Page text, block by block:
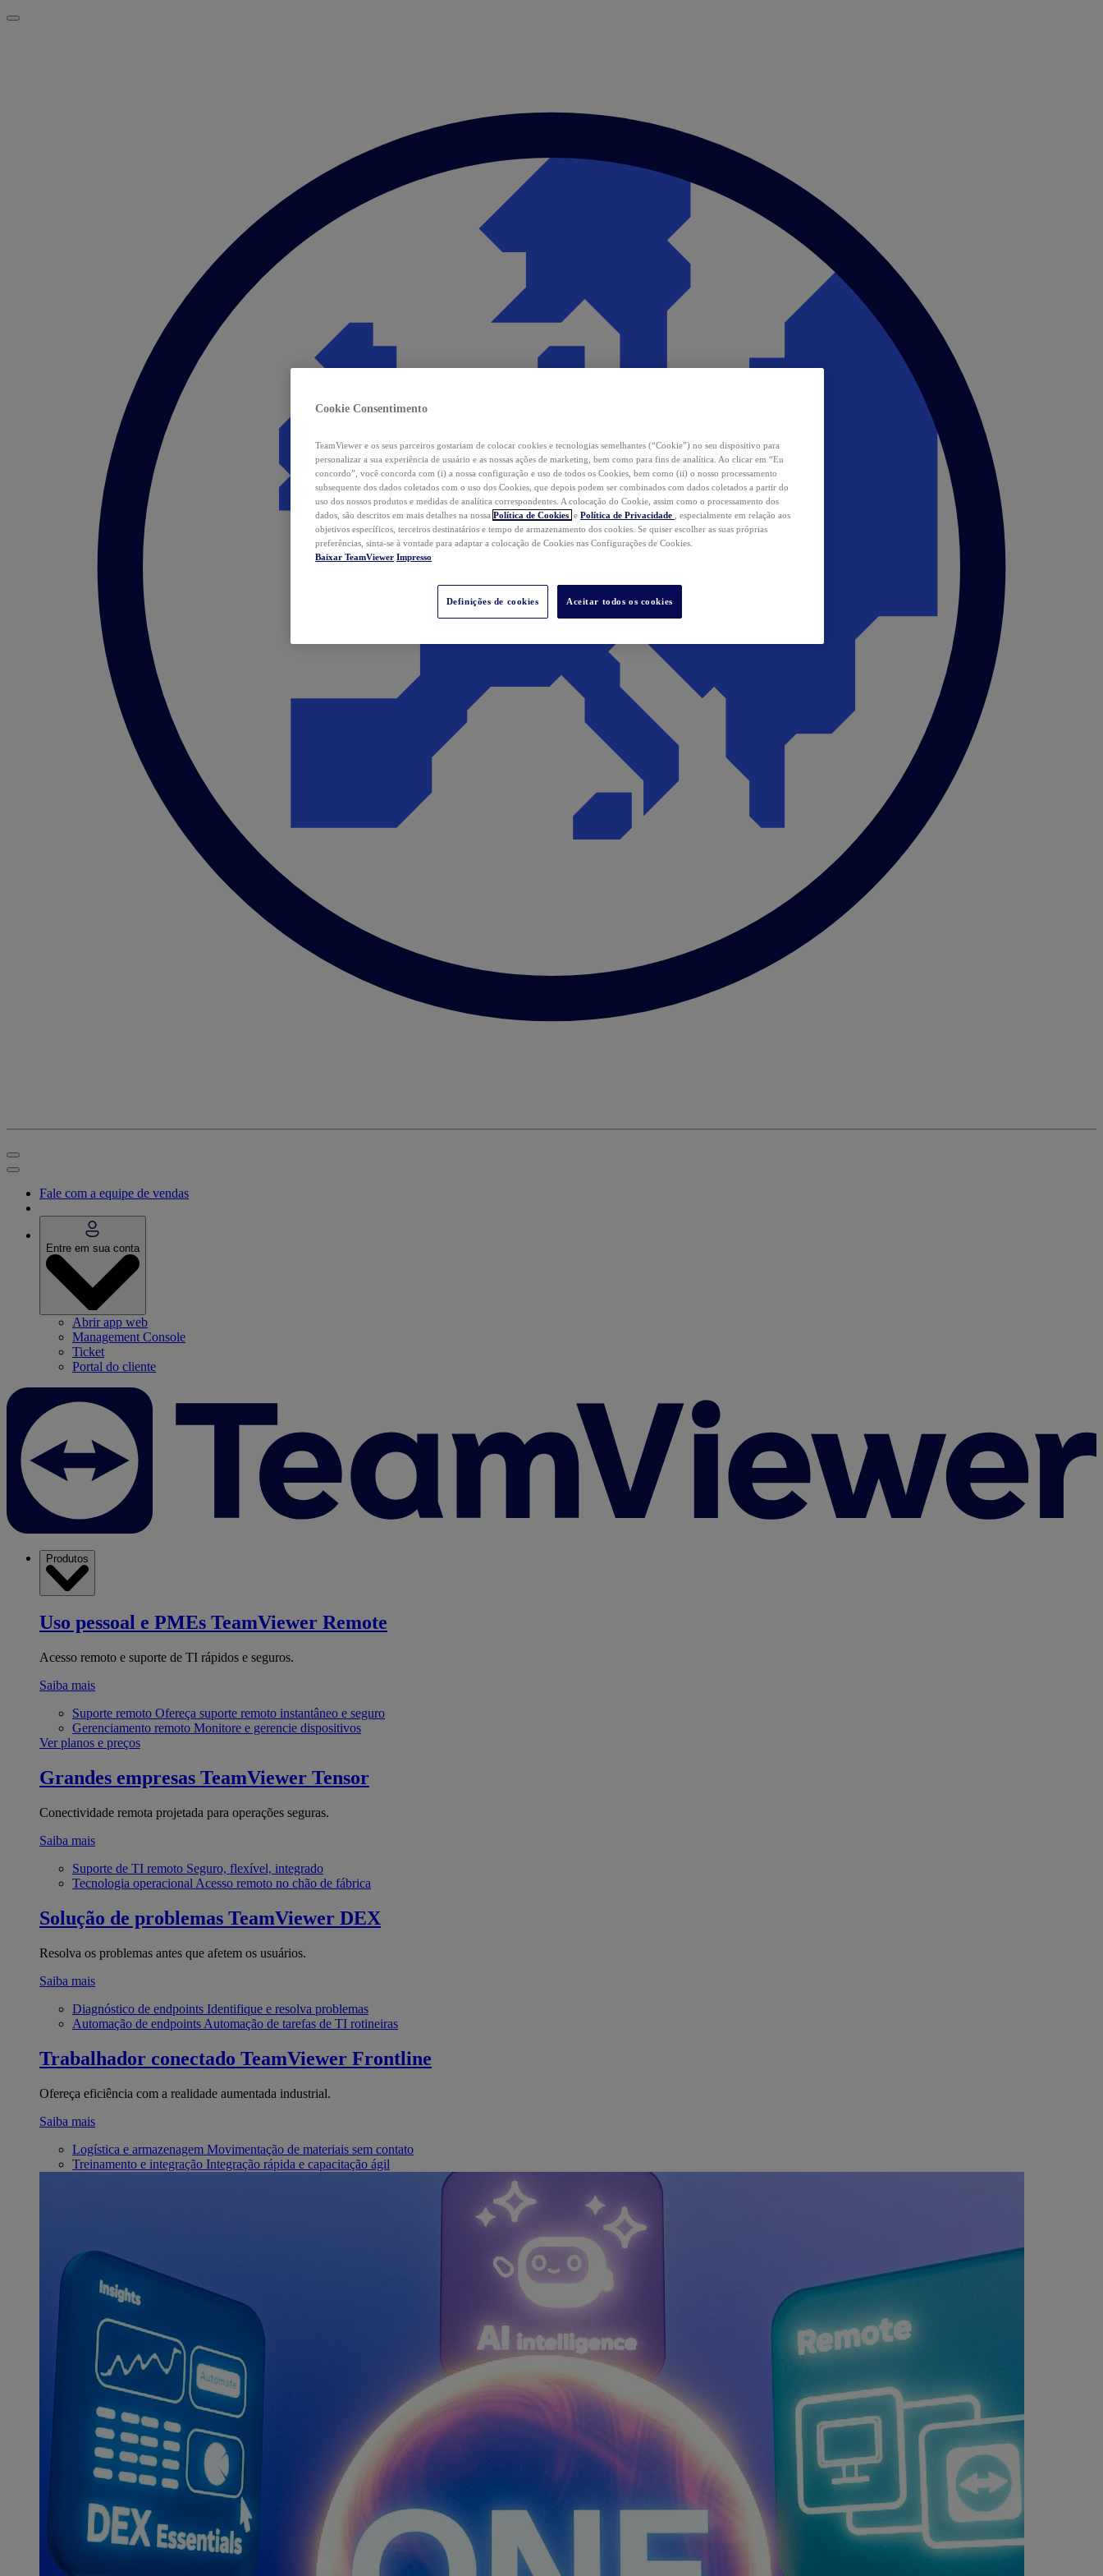
Fale com a equipe de vendas
Entre em sua conta
Abrir app web
Management Console
Ticket
Portal do cliente
Produtos
Uso pessoal e PMEs TeamViewer Remote
Acesso remoto e suporte de TI rápidos e seguros.
Saiba mais
Suporte remoto Ofereça suporte remoto instantâneo e seguro
Gerenciamento remoto Monitore e gerencie dispositivos
Ver planos e preços
Grandes empresas TeamViewer Tensor
Conectividade remota projetada para operações seguras.
Saiba mais
Suporte de TI remoto Seguro, flexível, integrado
Tecnologia operacional Acesso remoto no chão de fábrica
Solução de problemas TeamViewer DEX
Resolva os problemas antes que afetem os usuários.
Saiba mais
Diagnóstico de endpoints Identifique e resolva problemas
Automação de endpoints Automação de tarefas de TI rotineiras
Trabalhador conectado TeamViewer Frontline
Ofereça eficiência com a realidade aumentada industrial.
Saiba mais
Logística e armazenagem Movimentação de materiais sem contato
Treinamento e integração Integração rápida e capacitação ágil
Cookie Consentimento
TeamViewer e os seus parceiros gostariam de colocar cookies e tecnologias semelhantes (“Cookie”) no seu dispositivo para
personalizar a sua experiência de usuário e as nossas ações de marketing, bem como para fins de analítica. Ao clicar em “Eu
concordo”, você concorda com (i) a nossa configuração e uso de todos os Cookies, bem como (ii) o nosso processamento
subsequente dos dados coletados com o uso dos Cookies, que depois podem ser combinados com dados coletados a partir do
uso dos nossos produtos e medidas de analítica correspondentes. A colocação do Cookie, assim como o processamento dos
dados, são descritos em mais detalhes na nossa Política de Cookies e Política de Privacidade
, especialmente em relação aos
objetivos específicos, terceiros destinatários e tempo de armazenamento dos cookies. Se quiser escolher as suas próprias
preferências, sinta-se à vontade para adaptar a colocação de Cookies nas Configurações de Cookies.
Baixar TeamViewer Impresso
Definições de cookies Aceitar todos os cookies